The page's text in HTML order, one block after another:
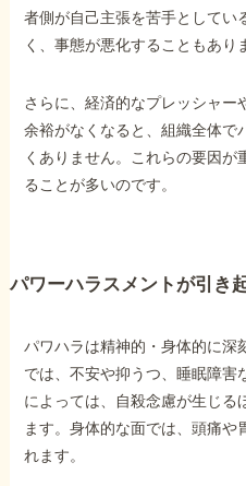
当事務所に
依頼するメリット
受付時間：平日
者側が自己主張を苦手としてい
く、事態が悪化することもあり
さらに、経済的なプレッシャー
余裕がなくなると、組織全体で
くありません。これらの要因
ることが多いのです。
パワーハラスメントが引き
パワハラは精神的・身体的に深
では、不安や抑うつ、睡眠障害
によっては、自殺念慮が生じる
ます。身体的な面では、頭痛や
れます。